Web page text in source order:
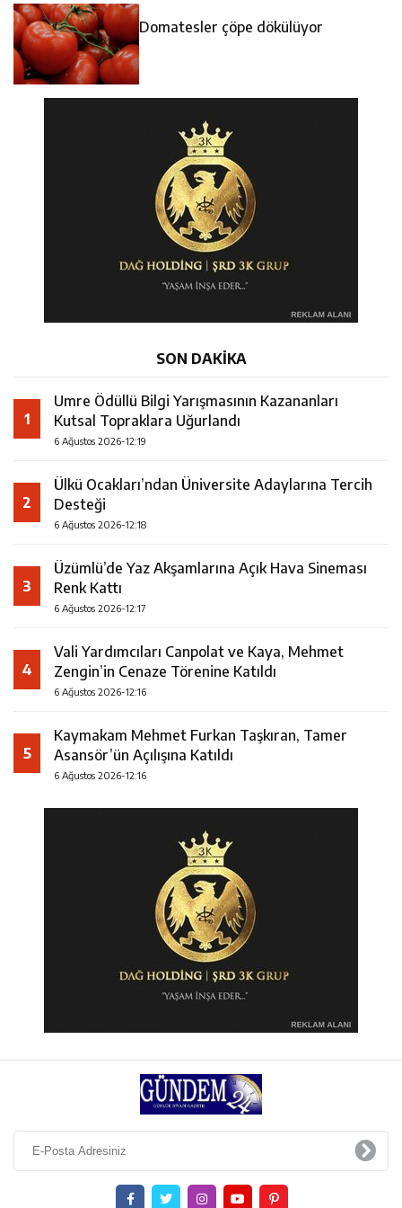
Domatesler çöpe dökülüyor
SON DAKİKA
1
Umre Ödüllü Bilgi Yarışmasının Kazananları
Kutsal Topraklara Uğurlandı
6 Ağustos 2026-12:19
2
Ülkü Ocakları’ndan Üniversite Adaylarına Tercih
Desteği
6 Ağustos 2026-12:18
3
Üzümlü’de Yaz Akşamlarına Açık Hava Sineması
Renk Kattı
6 Ağustos 2026-12:17
4
Vali Yardımcıları Canpolat ve Kaya, Mehmet
Zengin’in Cenaze Törenine Katıldı
6 Ağustos 2026-12:16
5
Kaymakam Mehmet Furkan Taşkıran, Tamer
Asansör’ün Açılışına Katıldı
6 Ağustos 2026-12:16